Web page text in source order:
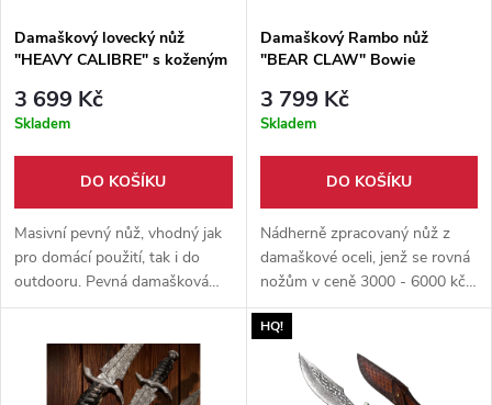
Damaškový lovecký nůž
"HEAVY CALIBRE" s koženým
3 699 Kč
Skladem
DO KOŠÍKU
Masivní pevný nůž, vhodný jak
pro domácí použití, tak i do
outdooru. Pevná damašková
ocel, dřevo a mosaz. Na noži
kus plastu. Pouzdro z hovězí
Damaškový Rambo nůž
"BEAR CLAW" Bowie
3 799 Kč
Skladem
DO KOŠÍKU
Nádherně zpracovaný nůž z
damaškové oceli, jenž se rovná
nožům v ceně 3000 - 6000 kč.
Součástí produktu je pevná
kožená pochva.
HQ!